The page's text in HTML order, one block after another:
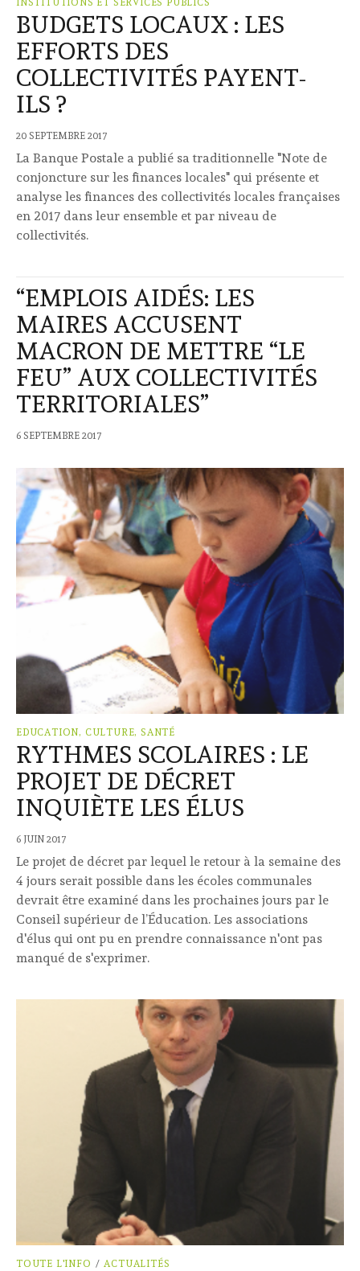
INSTITUTIONS ET SERVICES PUBLICS
BUDGETS LOCAUX : LES
EFFORTS DES
COLLECTIVITÉS PAYENT-
ILS ?
20 SEPTEMBRE 2017
La Banque Postale a publié sa traditionnelle "Note de
conjoncture sur les finances locales" qui présente et
analyse les finances des collectivités locales françaises
en 2017 dans leur ensemble et par niveau de
collectivités.
“EMPLOIS AIDÉS: LES
MAIRES ACCUSENT
MACRON DE METTRE “LE
FEU” AUX COLLECTIVITÉS
TERRITORIALES”
6 SEPTEMBRE 2017
EDUCATION, CULTURE, SANTÉ
RYTHMES SCOLAIRES : LE
PROJET DE DÉCRET
INQUIÈTE LES ÉLUS
6 JUIN 2017
Le projet de décret par lequel le retour à la semaine des
4 jours serait possible dans les écoles communales
devrait être examiné dans les prochaines jours par le
Conseil supérieur de l’Éducation. Les associations
d'élus qui ont pu en prendre connaissance n'ont pas
manqué de s'exprimer.
TOUTE L'INFO / ACTUALITÉS